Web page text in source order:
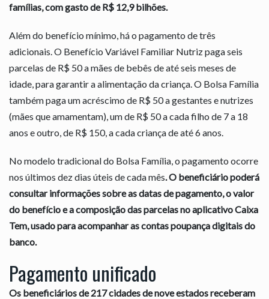
famílias, com gasto de R$ 12,9 bilhões.
Além do benefício mínimo, há o pagamento de três
adicionais. O Benefício Variável Familiar Nutriz paga seis
parcelas de R$ 50 a mães de bebês de até seis meses de
idade, para garantir a alimentação da criança. O Bolsa Família
também paga um acréscimo de R$ 50 a gestantes e nutrizes
(mães que amamentam), um de R$ 50 a cada filho de 7 a 18
anos e outro, de R$ 150, a cada criança de até 6 anos.
No modelo tradicional do Bolsa Família, o pagamento ocorre
nos últimos dez dias úteis de cada mês. O beneficiário poderá
consultar informações sobre as datas de pagamento, o valor
do benefício e a composição das parcelas no aplicativo Caixa
Tem, usado para acompanhar as contas poupança digitais do
banco.
Pagamento unificado
Os beneficiários de 217 cidades de nove estados receberam